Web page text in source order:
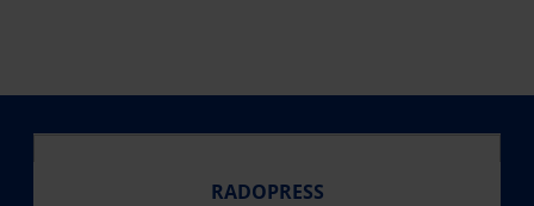
RADOPRESS